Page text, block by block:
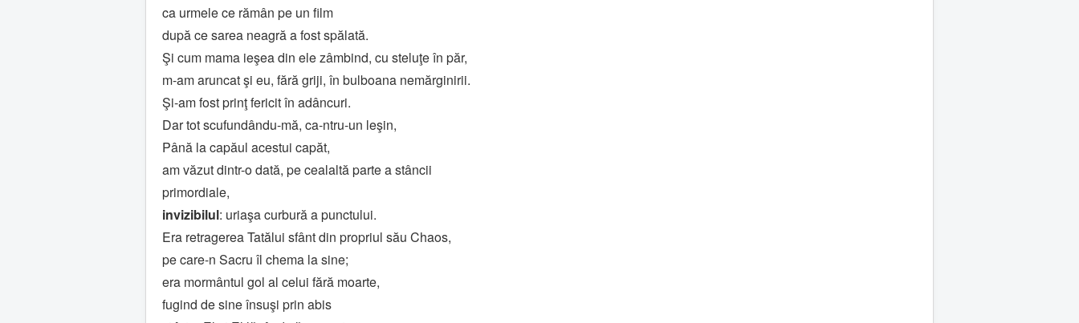
ca urmele ce rămân pe un film
după ce sarea neagră a fost spălată.
Şi cum mama ieşea din ele zâmbind, cu steluţe în păr,
m-am aruncat şi eu, fără griji, în bulboana nemărginirii.
Şi-am fost prinţ fericit în adâncuri.
Dar tot scufundându-mă, ca-ntru-un leşin,
Până la capăul acestui capăt,
am văzut dintr-o dată, pe cealaltă parte a stâncii
primordiale,
invizibilul: uriaşa curbură a punctului.
Era retragerea Tatălui sfânt din propriul său Chaos,
pe care-n Sacru îl chema la sine;
era mormântul gol al celui fără moarte,
fugind de sine însuşi prin abis